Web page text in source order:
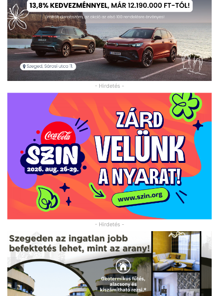
- Hirdetés -
- Hirdetés -